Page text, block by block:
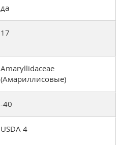
да
17
Amaryllidaceae
(Амариллисовые)
-40
USDA 4